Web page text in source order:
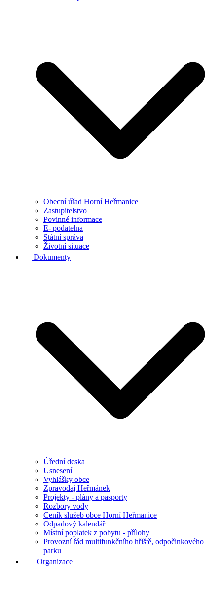
Obecní úřad Horní Heřmanice
Zastupitelstvo
Povinné informace
E- podatelna
Státní správa
Životní situace
Dokumenty
Úřední deska
Usnesení
Vyhlášky obce
Zpravodaj Heřmánek
Projekty - plány a pasporty
Rozbory vody
Ceník služeb obce Horní Heřmanice
Odpadový kalendář
Místní poplatek z pobytu - přílohy
Provozní řád multifunkčního hřiště, odpočinkového
parku
Organizace